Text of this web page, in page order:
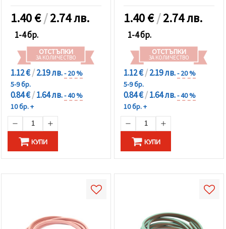
1.40€/2.74 лв.
1-4 бр.
ОТСТЪПКИ
ЗА КОЛИЧЕСТВО
1.12 €/2.19 лв.- 20 %
5-9 бр.
0.84 €/1.64 лв.- 40 %
10 бр. +
КУПИ
1.40€/2.74 лв.
1-4 бр.
ОТСТЪПКИ
ЗА КОЛИЧЕСТВО
1.12 €/2.19 лв.- 20 %
5-9 бр.
0.84 €/1.64 лв.- 40 %
10 бр. +
КУПИ